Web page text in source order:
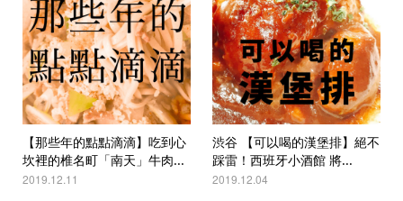
【那些年的點點滴滴】吃到心
坎裡的椎名町「南天」牛肉...
2019.12.11
渋谷 【可以喝的漢堡排】絕不
踩雷！西班牙小酒館 將...
2019.12.04